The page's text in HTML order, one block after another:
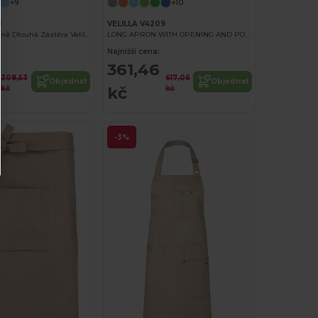
+9
Praktická Středně Dlouhá Zástěra Velilla
308,53
kč
Objednat
+10
VELILLA V4209
LONG APRON WITH OPENING AND POCKETS
Najnižší cena:
361,46
kč
617,06
kč
Objednat
-3%